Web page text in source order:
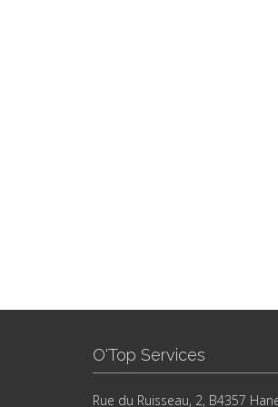
O'Top Services
Rue du Ruisseau, 2, B4357